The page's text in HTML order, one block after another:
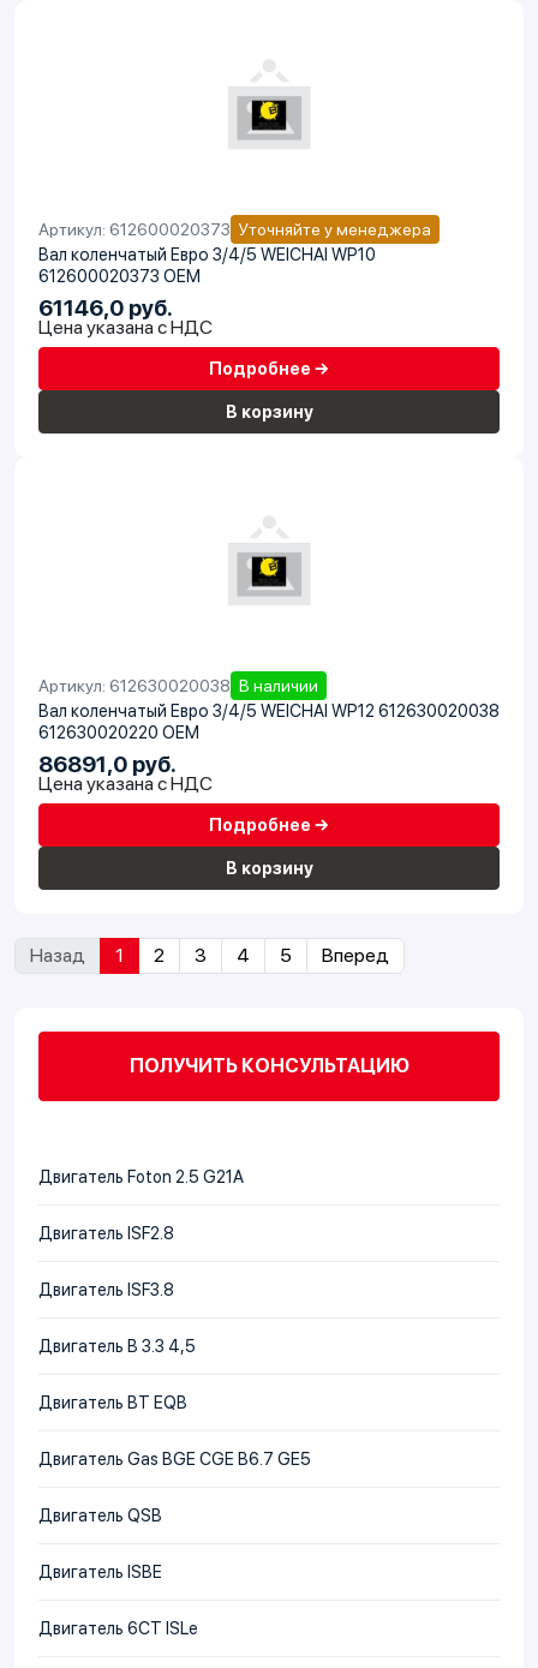
ПОЛУЧИТЬ КОНСУЛЬТАЦИЮ
Двигатель Foton 2.5 G21A
Двигатель ISF2.8
Двигатель ISF3.8
Двигатель В 3.3 4,5
Двигатель BT EQB
Двигатель Gas BGE CGE B6.7 GE5
Двигатель QSB
Двигатель ISBE
Двигатель 6CT ISLe
Артикул: 612600020373 Уточняйте у менеджера
Вал коленчатый Евро 3/4/5 WEICHAI WP10
612600020373 OEM
61146,0 руб.
Цена указана с НДС
Подробнее →
В корзину
Артикул: 612630020038 В наличии
Вал коленчатый Евро 3/4/5 WEICHAI WP12 612630020038
612630020220 OEM
86891,0 руб.
Цена указана с НДС
Подробнее →
В корзину
Назад 1 2 3 4 5 Вперед